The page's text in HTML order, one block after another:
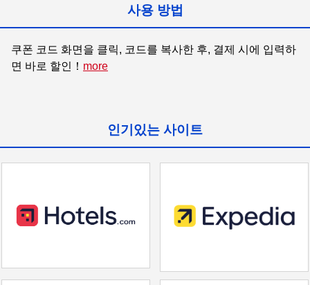
사용 방법
쿠폰 코드 화면을 클릭, 코드를 복사한 후, 결제 시에 입력하
면 바로 할인！ more
인기있는 사이트